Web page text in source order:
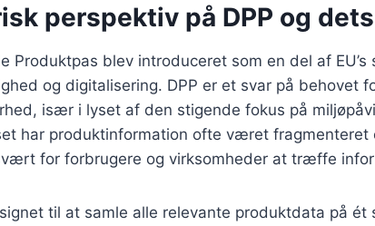
perspektiv på DPP og
Produktpas blev introduceret som en del af
og digitalisering. DPP er et svar på behovet
især i lyset af den stigende fokus på
har produktinformation ofte været
for forbrugere og virksomheder at træffe
til at samle alle relevante produktdata på